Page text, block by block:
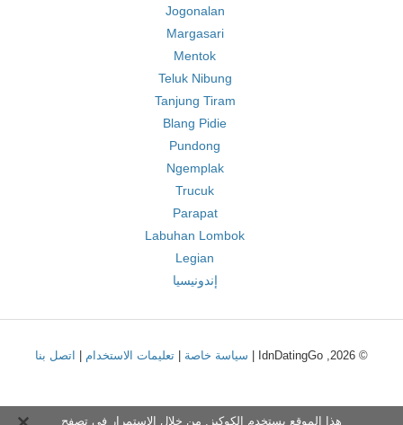
Jogonalan
Margasari
Mentok
Teluk Nibung
Tanjung Tiram
Blang Pidie
Pundong
Ngemplak
Trucuk
Parapat
Labuhan Lombok
Legian
إندونيسيا
© 2026, IdnDatingGo | سياسة خاصة تعليمات الاستخدام اتصل بنا
هذا الموقع يستخدم الكوكيز. من خلال الاستمرار في تصفح